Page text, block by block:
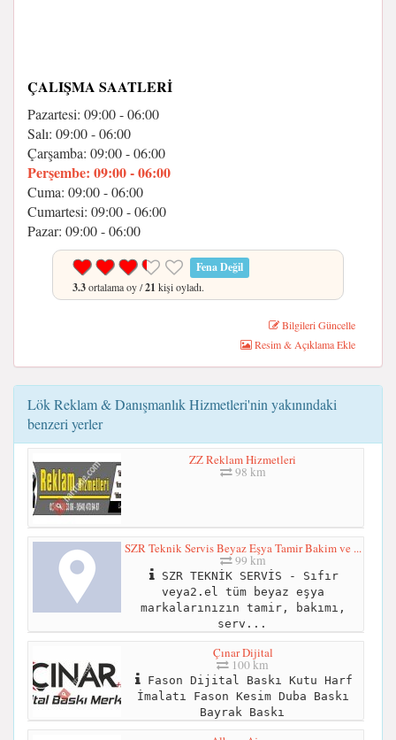
ÇALIŞMA SAATLERI
Pazartesi: 09:00 - 06:00
Salı: 09:00 - 06:00
Çarşamba: 09:00 - 06:00
Perşembe: 09:00 - 06:00
Cuma: 09:00 - 06:00
Cumartesi: 09:00 - 06:00
Pazar: 09:00 - 06:00
Fena Değil
3.3ortalama oy /21 kişi oyladı.
Bilgileri Güncelle
Resim & Açıklama Ekle
Lök Reklam & Danışmanlık Hizmetleri'nin yakınındaki
benzeri yerler
ZZ Reklam Hizmetleri
98 km
SZR Teknik Servis Beyaz Eşya Tamir Bakim ve ...
99 km
SZR TEKNİK SERVİS - Sıfır
veya2.el tüm beyaz eşya
markalarınızın tamir, bakımı,
serv...
Çınar Dijital
100 km
Fason Dijital Baskı Kutu Harf
İmalatı Fason Kesim Duba Baskı
Bayrak Baskı